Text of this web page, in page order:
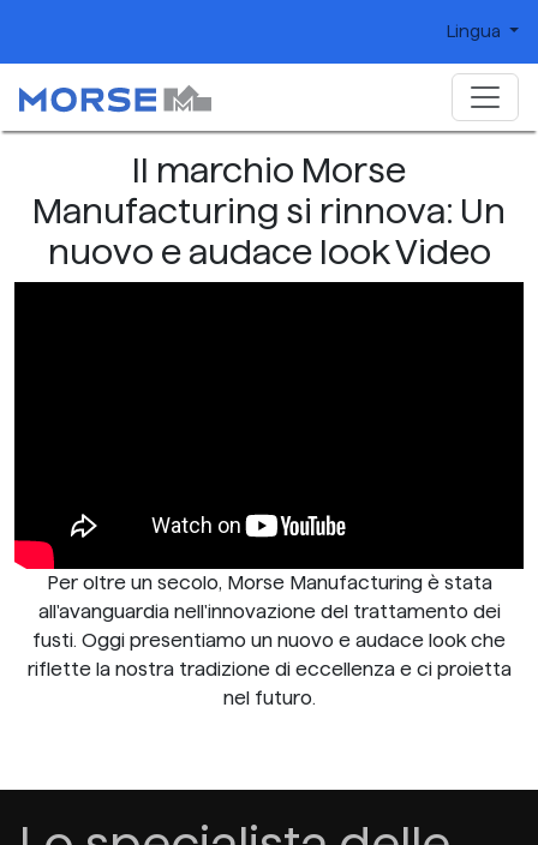
Lingua
Il marchio Morse
Manufacturing si rinnova: Un
nuovo e audace look Video
Per oltre un secolo, Morse Manufacturing è stata
all'avanguardia nell'innovazione del trattamento dei
fusti. Oggi presentiamo un nuovo e audace look che
riflette la nostra tradizione di eccellenza e ci proietta
nel futuro.